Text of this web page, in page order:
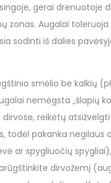
gerai drenuotoje
zonas. Augalai
sodinti iš dalies
smėlio be kalkių
nemėgsta „šlapių
reikėtų atsižvelgti
todėl pakanka negilaus
ar spygliuočių
dirvožemį